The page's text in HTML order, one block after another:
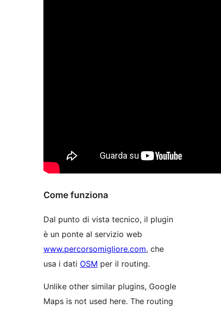
Come funziona
Dal punto di vista tecnico, il plugin
è un ponte al servizio web
www.percorsomigliore.com, che
usa i dati OSM per il routing.
Unlike other similar plugins, Google
Maps is not used here. The routing